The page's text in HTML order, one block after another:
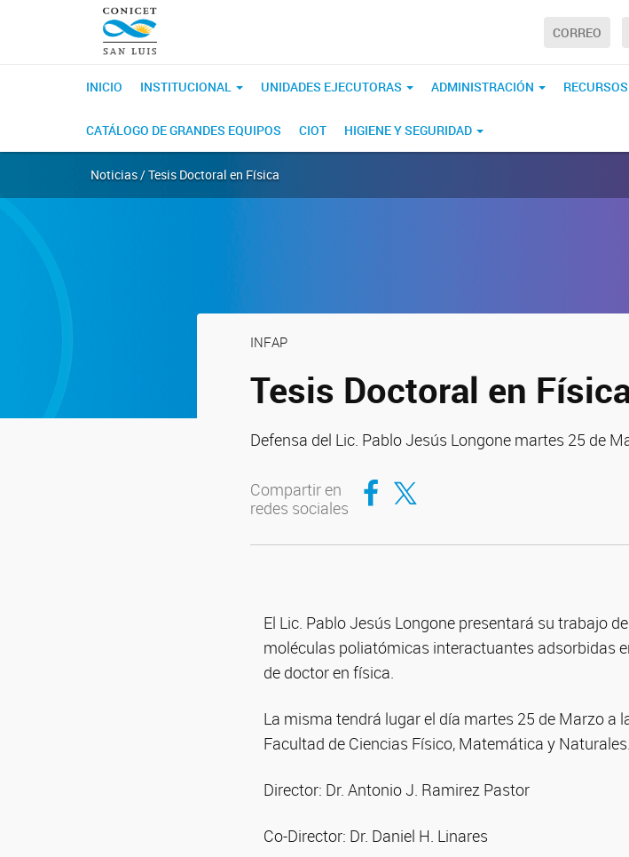
CORREO
INICIO INSTITUCIONAL UNIDADES EJECUTORAS ADMINISTRACIÓN
CATÁLOGO DE GRANDES EQUIPOS CIOT HIGIENE Y SEGURIDAD
Noticias / Tesis Doctoral en Física
INFAP
Tesis Doctoral en
Defensa del Lic. Pablo Jesús Longone martes 25 de
Compartir en
redes sociales
Compartir en Facebook
Compartir en Twitter
El Lic. Pablo Jesús Longone presentará su trabajo
moléculas poliatómicas interactuantes adsorbidas
de doctor en física.
La misma tendrá lugar el día martes 25 de Marzo a
Facultad de Ciencias Físico, Matemática y Naturales.
Director: Dr. Antonio J. Ramirez Pastor
Co-Director: Dr. Daniel H. Linares